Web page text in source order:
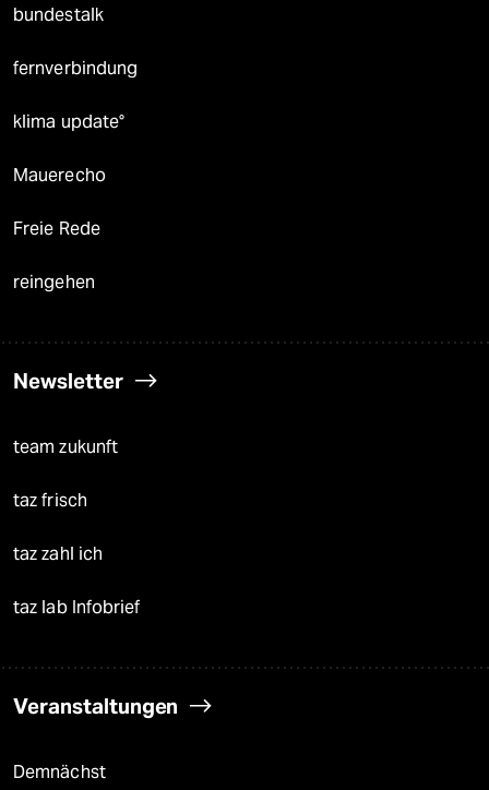
bundestalk
fernverbindung
klima update°
Mauerecho
Freie Rede
reingehen
Newsletter
team zukunft
taz frisch
taz zahl ich
taz lab Infobrief
Veranstaltungen
Demnächst